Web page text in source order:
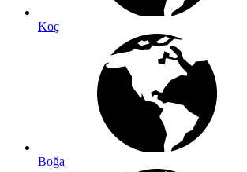
Koç
Boğa